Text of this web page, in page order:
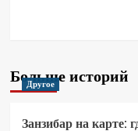
Больше историй
Другое
Занзибар на карте: